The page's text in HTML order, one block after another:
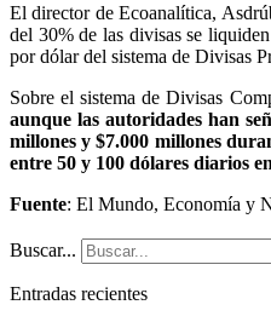
El director de Ecoanalítica,
del 30% de las divisas se
por dólar del sistema de Divisas
Sobre el sistema de Divisas
aunque las autoridades han
millones y $7.000 millones
entre 50 y 100 dólares diarios
Fuente: El Mundo, Economía y
Buscar...
Entradas recientes